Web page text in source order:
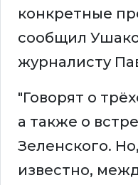
конкретные
сообщил
журналисту
"Говорят о
а также о
Зеленского.
известно,